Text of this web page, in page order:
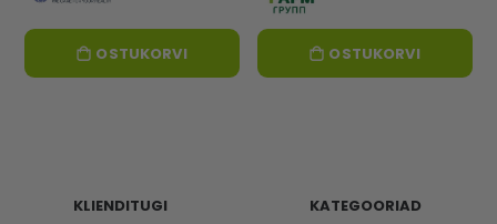
OSTUKORVI OSTUKORVI
KLIENDITUGI
KATEGOORIAD